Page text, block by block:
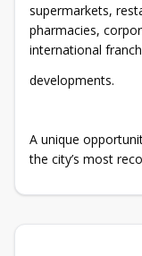
supermarkets,
pharmacies,
international
developments.
A unique
the city’s most